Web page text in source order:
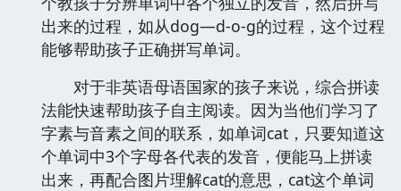
出来的过程，如从dog—d-o-g的过程，这个过程
能够帮助孩子正确拼写单词。
对于非英语母语国家的孩子来说，综合拼读
法能快速帮助孩子自主阅读。因为当他们学习了
字素与音素之间的联系，如单词cat，只要知道这
个单词中3个字母各代表的发音，便能马上拼读
出来，再配合图片理解cat的意思，cat这个单词